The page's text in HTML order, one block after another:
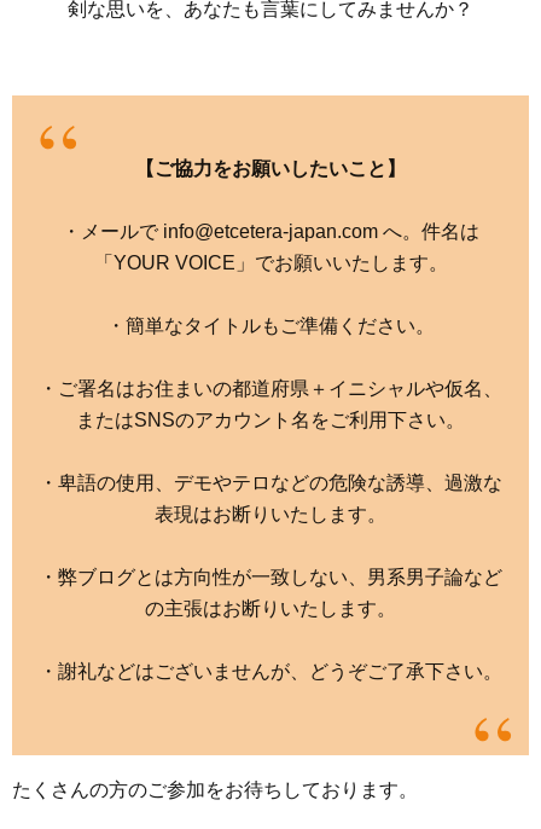
剣な思いを、あなたも言葉にしてみませんか？
【ご協力をお願いしたいこと】
・メールで info@etcetera-japan.com へ。件名は
「YOUR VOICE」でお願いいたします。
・簡単なタイトルもご準備ください。
・ご署名はお住まいの都道府県＋イニシャルや仮名、
またはSNSのアカウント名をご利用下さい。
・卑語の使用、デモやテロなどの危険な誘導、過激な
表現はお断りいたします。
・弊ブログとは方向性が一致しない、男系男子論など
の主張はお断りいたします。
・謝礼などはございませんが、どうぞご了承下さい。
たくさんの方のご参加をお待ちしております。